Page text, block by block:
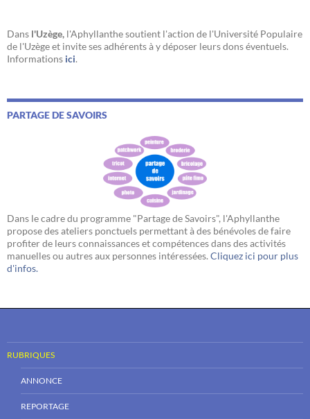
Dans l'Uzège, l'Aphyllanthe soutient l'action de l'Université Populaire
de l'Uzège et invite ses adhérents à y déposer leurs dons éventuels.
Informations ici.
PARTAGE DE SAVOIRS
Dans le cadre du programme "Partage de Savoirs", l'Aphyllanthe
propose des ateliers ponctuels permettant à des bénévoles de faire
profiter de leurs connaissances et compétences dans des activités
manuelles ou autres aux personnes intéressées. Cliquez ici pour plus
d'infos.
RUBRIQUES
ANNONCE
REPORTAGE